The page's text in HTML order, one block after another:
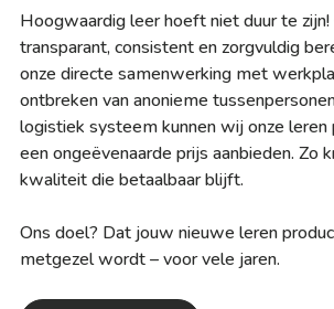
Hoogwaardig leer hoeft niet duur te zijn!
transparant, consistent en zorgvuldig
onze directe samenwerking met
ontbreken van anonieme
logistiek systeem kunnen wij onze
een ongeëvenaarde prijs aanbieden. Zo
kwaliteit die betaalbaar blijft.
Ons doel? Dat jouw nieuwe leren
metgezel wordt – voor vele jaren.